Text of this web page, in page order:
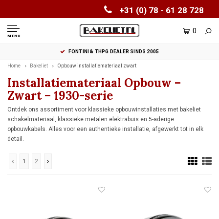
+31 (0) 78 - 61 28 728
MENU
0
FONTINI & THPG DEALER SINDS 2005
Home Bakeliet Opbouw installatiemateriaal zwart
Installatiemateriaal Opbouw –
Zwart – 1930-serie
Ontdek ons assortiment voor klassieke opbouwinstallaties met bakeliet
schakelmateriaal, klassieke metalen elektrabuis en 5-aderige
opbouwkabels. Alles voor een authentieke installatie, afgewerkt tot in elk
detail.
1 2